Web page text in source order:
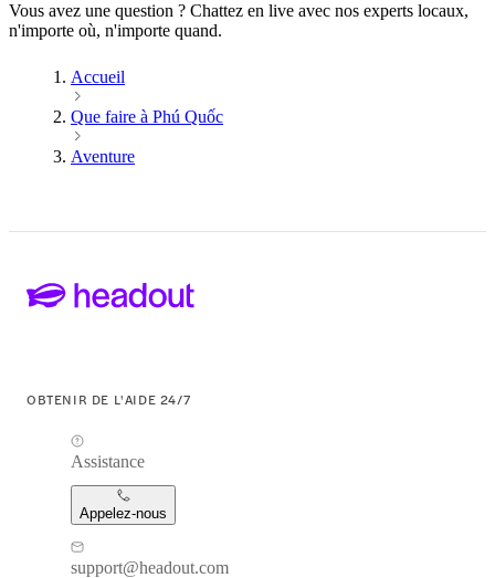
Vous avez une question ? Chattez en live avec nos experts locaux,
n'importe où, n'importe quand.
Accueil
Que faire à Phú Quốc
Aventure
OBTENIR DE L'AIDE 24/7
Assistance
Appelez-nous
support@headout.com